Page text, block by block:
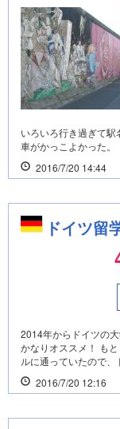
いろいろ行き過ぎて
車がかっこよかった。
2016/7/20 14:44
ドイツ留
2014年からドイツの
かなりオススメ！ も
ルに通っていたので、
2016/7/20 12:16